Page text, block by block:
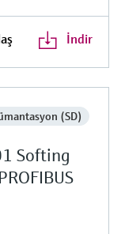
İndir
(SD)
Softing